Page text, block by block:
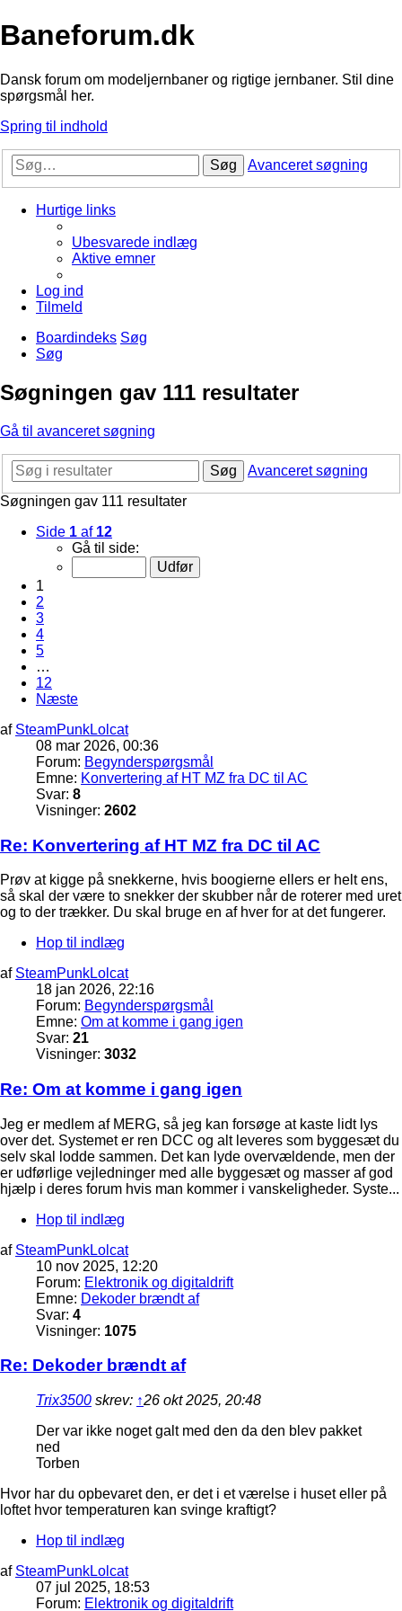
Baneforum.dk
Dansk forum om modeljernbaner og rigtige jernbaner. Stil dine
spørgsmål her.
Spring til indhold
Søg Avanceret søgning
Hurtige links
Ubesvarede indlæg
Aktive emner
Log ind
Tilmeld
Boardindeks Søg
Søg
Søgningen gav 111 resultater
Gå til avanceret søgning
Søg
Avanceret søgning
Søgningen gav 111 resultater
Side 1 af 12
Gå til side:
1
2
3
4
5
…
12
Næste
af SteamPunkLolcat
08 mar 2026, 00:36
Forum: Begynderspørgsmål
Emne: Konvertering af HT MZ fra DC til AC
Svar: 8
Visninger: 2602
Re: Konvertering af HT MZ fra DC til AC
Prøv at kigge på snekkerne, hvis boogierne ellers er helt ens,
så skal der være to snekker der skubber når de roterer med uret
og to der trækker. Du skal bruge en af hver for at det fungerer.
Hop til indlæg
af SteamPunkLolcat
18 jan 2026, 22:16
Forum: Begynderspørgsmål
Emne: Om at komme i gang igen
Svar: 21
Visninger: 3032
Re: Om at komme i gang igen
Jeg er medlem af MERG, så jeg kan forsøge at kaste lidt lys
over det. Systemet er ren DCC og alt leveres som byggesæt du
selv skal lodde sammen. Det kan lyde overvældende, men der
er udførlige vejledninger med alle byggesæt og masser af god
hjælp i deres forum hvis man kommer i vanskeligheder. Syste...
Hop til indlæg
af SteamPunkLolcat
10 nov 2025, 12:20
Forum: Elektronik og digitaldrift
Emne: Dekoder brændt af
Svar: 4
Visninger: 1075
Re: Dekoder brændt af
Trix3500 skrev: ↑26 okt 2025, 20:48
Der var ikke noget galt med den da den blev pakket
ned
Torben
Hvor har du opbevaret den, er det i et værelse i huset eller på
loftet hvor temperaturen kan svinge kraftigt?
Hop til indlæg
af SteamPunkLolcat
07 jul 2025, 18:53
Forum: Elektronik og digitaldrift